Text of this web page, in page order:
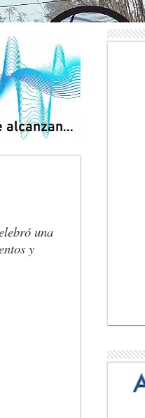
de siete países
y detienen a un hombre
en Del Viso
al beneficio
en Luján
una
y